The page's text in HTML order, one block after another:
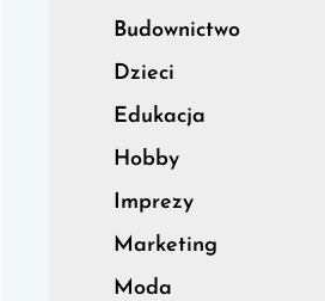
Budownictwo
Dzieci
Edukacja
Hobby
Imprezy
Marketing
Moda